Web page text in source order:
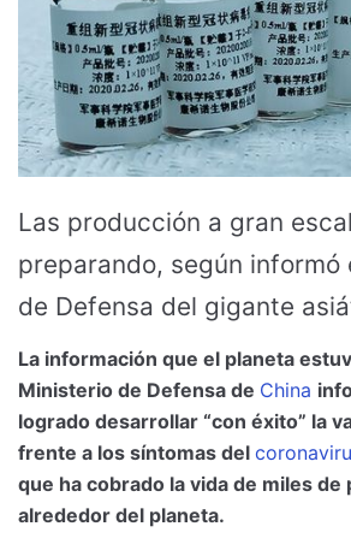
Las producción a gran
preparando, según informó
de Defensa del gigante
La información que el planeta
Ministerio de Defensa de China
logrado desarrollar “con éxito” la
frente a los síntomas del
que ha cobrado la vida de miles de
alrededor del planeta.